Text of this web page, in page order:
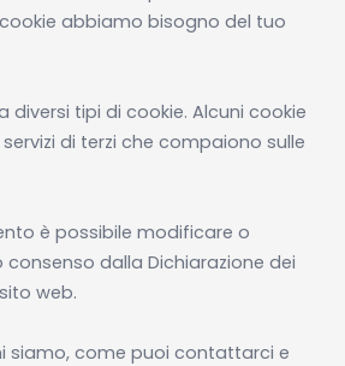
abbiamo bisogno del tuo
diversi tipi di cookie. Alcuni cookie
di terzi che compaiono sulle
è possibile modificare o
dalla Dichiarazione dei
web.
siamo, come puoi contattarci e